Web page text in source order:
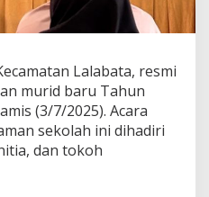
Lalabata, resmi
murid baru Tahun
(3/7/2025). Acara
sekolah ini dihadiri
dan tokoh